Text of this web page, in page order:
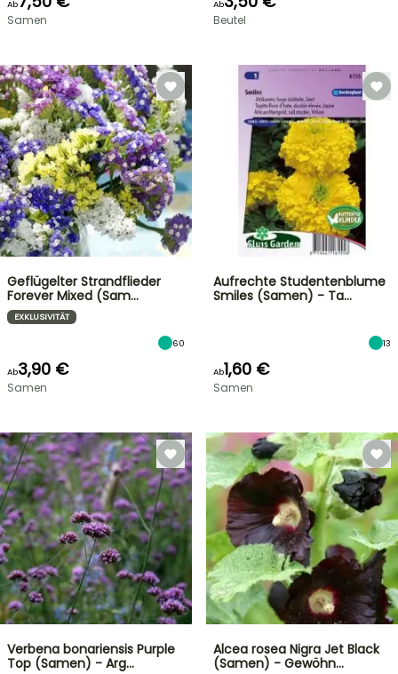
Ab
Samen
Ab
Beutel
Geflügelter Strandflieder
Forever Mixed (Sam…
EXKLUSIVITÄT
60
Ab3,90 €
Samen
Aufrechte Studentenblume
Smiles (Samen) - Ta…
13
Ab1,60 €
Samen
Verbena bonariensis Purple
Top (Samen) - Arg…
Alcea rosea Nigra Jet Black
(Samen) - Gewöhn…